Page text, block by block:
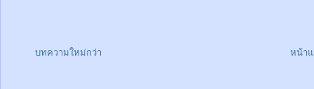
บทความใหม่กว่า หน้า